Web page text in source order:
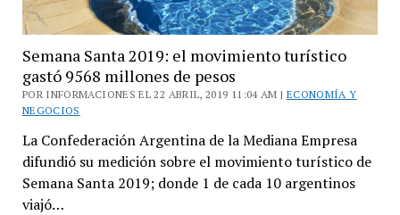
Semana Santa 2019: el movimiento turístico
gastó 9568 millones de pesos
POR INFORMACIONES EL 22 ABRIL, 2019 11:04 AM | ECONOMÍA Y
NEGOCIOS
La Confederación Argentina de la Mediana Empresa
difundió su medición sobre el movimiento turístico de
Semana Santa 2019; donde 1 de cada 10 argentinos
viajó…